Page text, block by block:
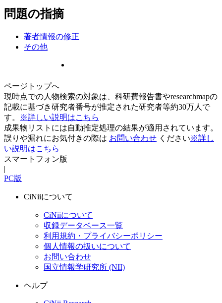
問題の指摘
著者情報の修正
その他
ページトップへ
現時点での人物検索の対象は、科研費報告書やresearchmapの
記載に基づき研究者番号が推定された研究者等約30万人で
す。
※詳しい説明はこちら
成果物リストには自動推定処理の結果が適用されています。
誤りや漏れにお気付きの際は お問い合わせ ください※詳し
い説明はこちら
スマートフォン版
|
PC版
CiNiiについて
CiNiiについて
収録データベース一覧
利用規約・プライバシーポリシー
個人情報の扱いについて
お問い合わせ
国立情報学研究所 (NII)
ヘルプ